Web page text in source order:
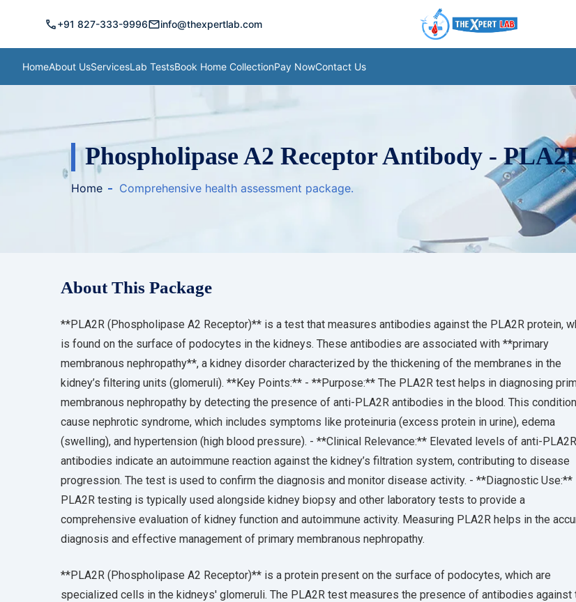
call+91 827-333-9996mailinfo@thexpertlab.com
HomeAbout UsServicesLab TestsBook Home CollectionPay NowContact Us
Phospholipase A2 Receptor Antibody -
Home Comprehensive health assessment package.
About This Package
**PLA2R (Phospholipase A2 Receptor)** is a test that measures antibodies against the PLA2R protein,
is found on the surface of podocytes in the kidneys. These antibodies are associated with **primary
membranous nephropathy**, a kidney disorder characterized by the thickening of the membranes in the
kidney’s filtering units (glomeruli). **Key Points:** - **Purpose:** The PLA2R test helps in diagnosing
membranous nephropathy by detecting the presence of anti-PLA2R antibodies in the blood. This
cause nephrotic syndrome, which includes symptoms like proteinuria (excess protein in urine), edema
(swelling), and hypertension (high blood pressure). - **Clinical Relevance:** Elevated levels of anti-PLA2R
antibodies indicate an autoimmune reaction against the kidney’s filtration system, contributing to disease
progression. The test is used to confirm the diagnosis and monitor disease activity. - **Diagnostic Use:**
PLA2R testing is typically used alongside kidney biopsy and other laboratory tests to provide a
comprehensive evaluation of kidney function and autoimmune activity. Measuring PLA2R helps in the
diagnosis and effective management of primary membranous nephropathy.
**PLA2R (Phospholipase A2 Receptor)** is a protein present on the surface of podocytes, which are
specialized cells in the kidneys' glomeruli. The PLA2R test measures the presence of antibodies against